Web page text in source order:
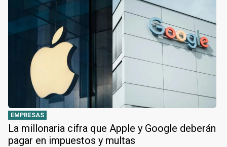
EMPRESAS
La millonaria cifra que Apple y Google deberán
pagar en impuestos y multas